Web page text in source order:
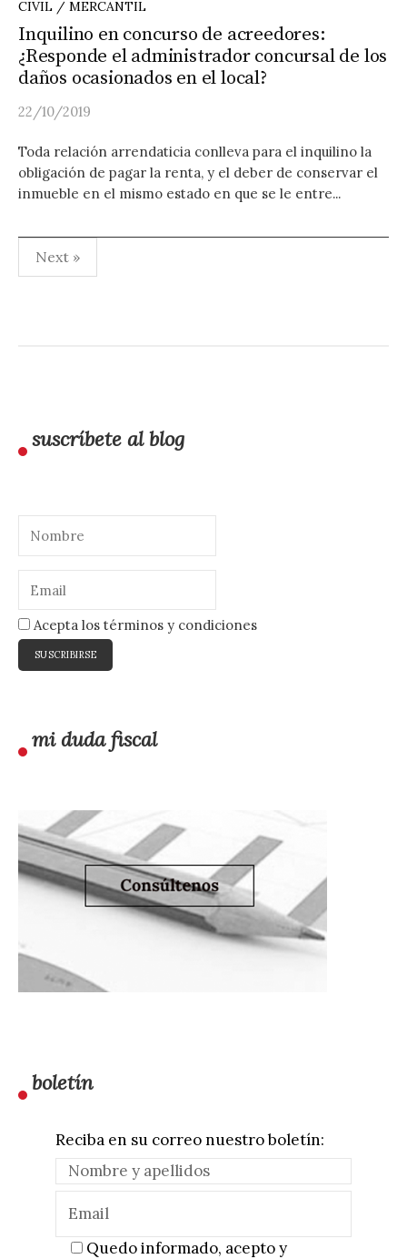
CIVIL / MERCANTIL
Inquilino en concurso de acreedores:
¿Responde el administrador concursal de los
daños ocasionados en el local?
22/10/2019
Toda relación arrendaticia conlleva para el inquilino la
obligación de pagar la renta, y el deber de conservar el
inmueble en el mismo estado en que se le entre...
Paginación
de
Next »
suscríbete al blog
Acepta los términos y condiciones
mi duda fiscal
boletín
Reciba en su correo nuestro boletín:
Quedo informado, acepto y